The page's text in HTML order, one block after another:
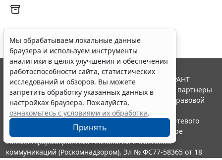
Мы обрабатываем локальные данные
браузера и используем инструменты
аналитики в целях улучшения и обеспечения
работоспособности сайта, статистических
исследований и обзоров. Вы можете
запретить обработку указанных данных в
настройках браузера. Пожалуйста,
ознакомьтесь с условиями их обработки.
Принять
© ООО "НПП "ГАРАНТ-СЕРВИС", 2026. Система ГАРАНТ
выпускается с 1990 года. Компания "Гарант" и ее партнеры
являются участниками Российской ассоциации правовой
информации ГАРАНТ.
Портал ГАРАНТ.РУ зарегистрирован в качестве сетевого
издания Федеральной службой по надзору в сфере
связи,информационных технологий и массовых
коммуникаций (Роскомнадзором), Эл № ФС77-58365 от 18